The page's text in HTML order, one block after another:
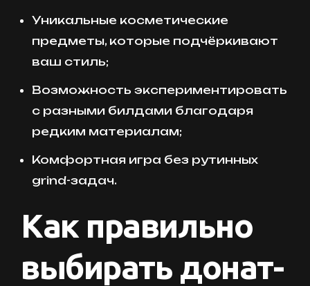
Уникальные косметические
предметы, которые подчёркивают
ваш стиль;
Возможность экспериментировать
с разными билдами благодаря
редким материалам;
Комфортная игра без рутинных
grind-задач.
Как правильно
выбирать донат-